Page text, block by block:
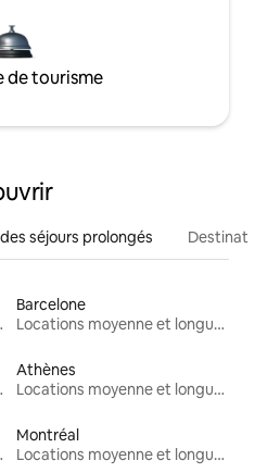
de tourisme
séjours prolongés
durée
Barcelone
Locations moyenne et longue durée
durée
Athènes
Locations moyenne et longue durée
durée
Montréal
Locations moyenne et longue durée